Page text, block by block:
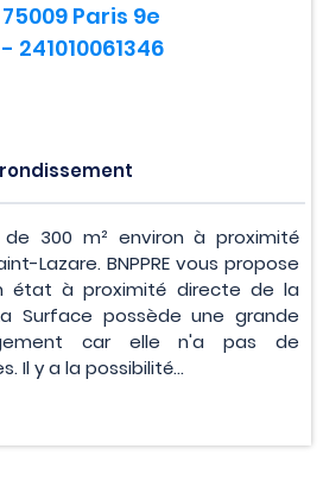
Paris 9e
de 300 m² environ à proximité
Lazare. BNPPRE vous propose
état à proximité directe de la
Surface possède une grande
car elle n'a pas de
Il y a la possibilité...